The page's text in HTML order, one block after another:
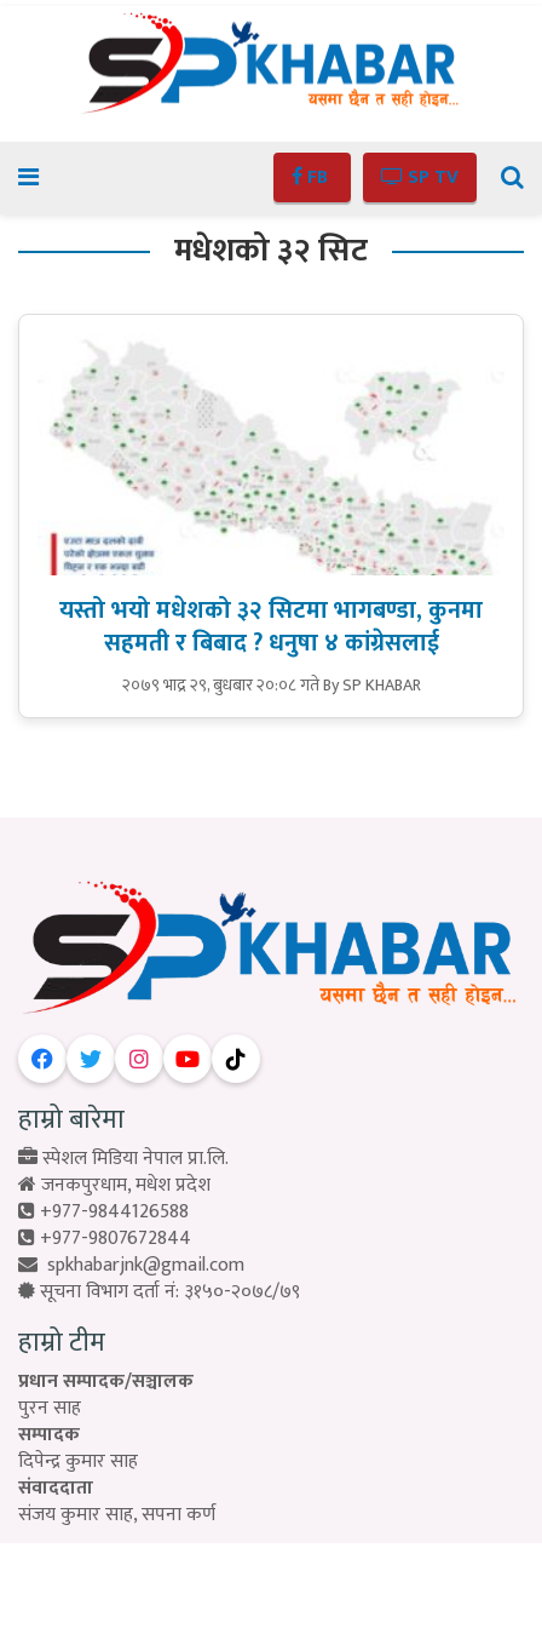
FB SP TV
मधेशको ३२ सिट
यस्तो भयो मधेशको ३२ सिटमा भागबण्डा, कुनमा
सहमती र बिबाद ? धनुषा ४ कांग्रेसलाई
२०७९ भाद्र २९, बुधबार २०:०८ गतेBy SP KHABAR
हाम्रो बारेमा
स्पेशल मिडिया नेपाल प्रा.लि.
जनकपुरधाम, मधेश प्रदेश
+977-9844126588
+977-9807672844
spkhabarjnk@gmail.com
सूचना विभाग दर्ता नं: ३१५०-२०७८/७९
हाम्रो टीम
प्रधान सम्पादक/सञ्चालक
पुरन साह
सम्पादक
दिपेन्द्र कुमार साह
संवाददाता
संजय कुमार साह, सपना कर्ण